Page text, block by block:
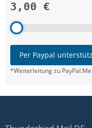
3,00 €
Per Paypal
*Weiterleitung zu PayPal.Me